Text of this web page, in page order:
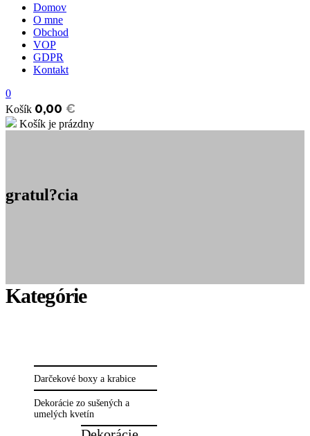
Domov
O mne
Obchod
VOP
GDPR
Kontakt
0
Košík 0,00 €
Košík je prázdny
gratul?cia
Darčekové boxy a krabice
Dekorácie zo sušených a
umelých kvetín